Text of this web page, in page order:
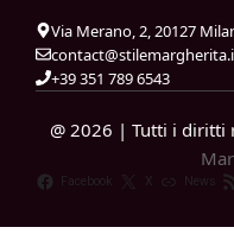
Via Merano, 2, 20127
+39 351 789 6543
@ 2026 | Tutti i diritti
Facebook X News